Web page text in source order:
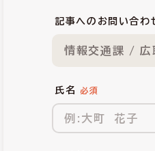
記事へのお問い合わ
情報交通課 / 広
氏名